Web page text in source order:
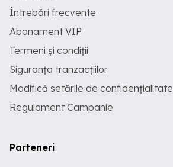
Întrebări frecvente
Abonament VIP
Termeni și condiții
Siguranța tranzacțiilor
Modifică setările de confidențialitate
Regulament Campanie
Parteneri